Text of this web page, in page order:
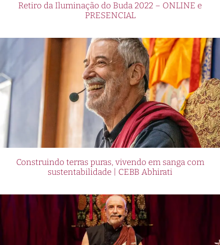
Retiro da Iluminação do Buda 2022 – ONLINE e
PRESENCIAL
Construindo terras puras, vivendo em sanga com
sustentabilidade | CEBB Abhirati